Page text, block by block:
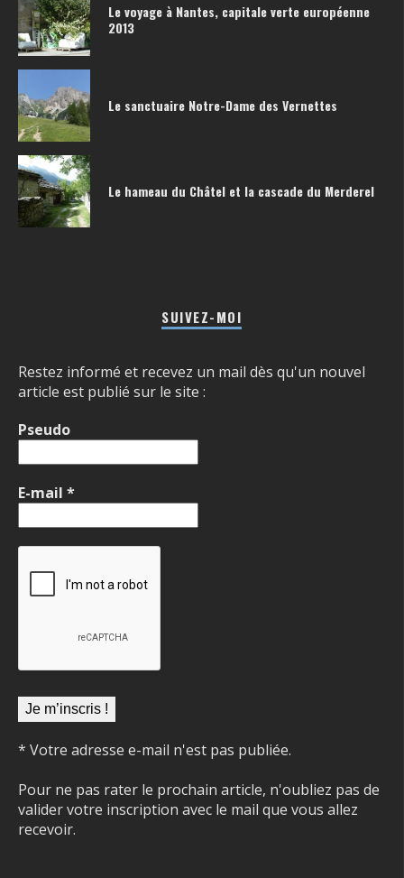
Le voyage à Nantes, capitale verte européenne
2013
Le sanctuaire Notre-Dame des Vernettes
Le hameau du Châtel et la cascade du Merderel
SUIVEZ-MOI
Restez informé et recevez un mail dès qu'un nouvel
article est publié sur le site :
Pseudo
E-mail *
* Votre adresse e-mail n'est pas publiée.
Pour ne pas rater le prochain article, n'oubliez pas de
valider votre inscription avec le mail que vous allez
recevoir.